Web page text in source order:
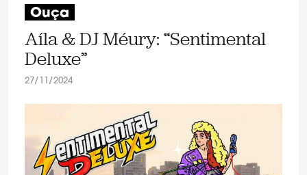
Ouça
Aíla & DJ Méury: “Sentimental
Deluxe”
27/11/2024